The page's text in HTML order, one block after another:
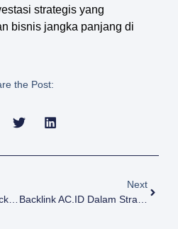
strategis yang
bisnis jangka panjang di
the Post:
Trik Mengoptimalkan Backlink AC.ID Untuk Website Bisnis
Next
Backlink AC.ID Dalam Strategi SEO 2026: Studi Kasus & Insight